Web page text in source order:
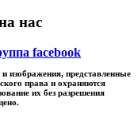
нас
facebook
изображения, представленные
права и охраняются
их без разрешения